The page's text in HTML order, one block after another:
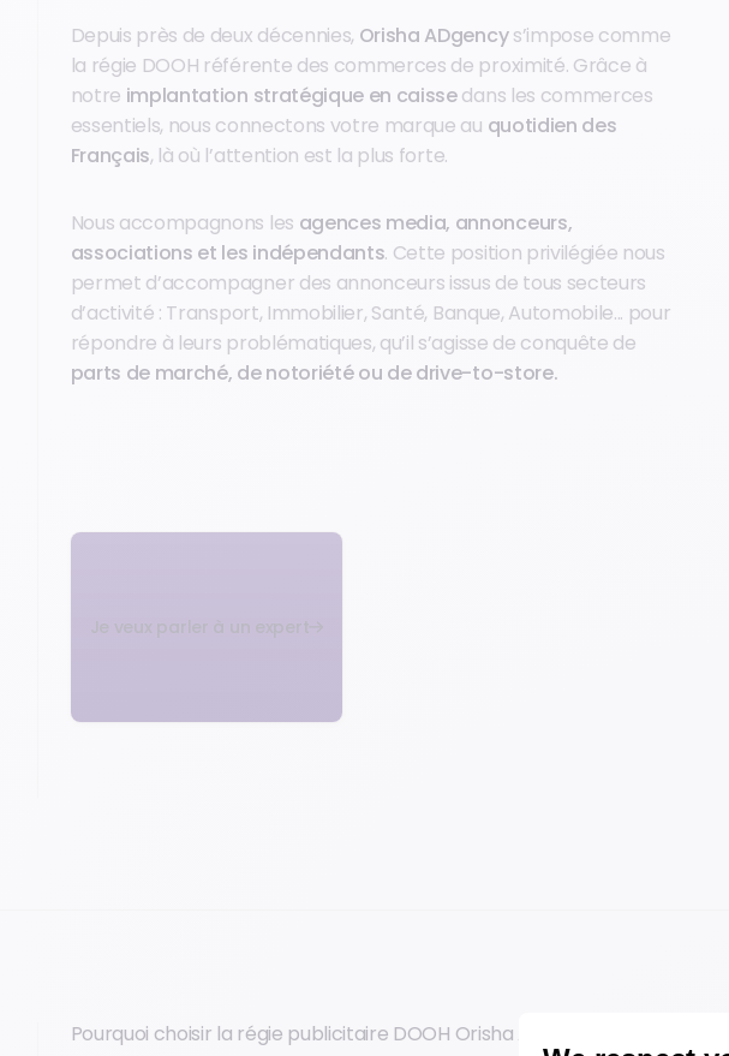
Depuis près de deux décennies, Orisha ADgencys’impose comme
la régie DOOH référente des commerces de proximité. Grâce à
notre implantation stratégique en caissedans les commerces
essentiels, nous connectons votre marque au quotidien des
Français, là où l’attention est la plus forte.
Nous accompagnons les agences media, annonceurs,
associations et les indépendants. Cette position privilégiée nous
permet d’accompagner des annonceurs issus de tous secteurs
d’activité : Transport, Immobilier, Santé, Banque, Automobile... pour
répondre à leurs problématiques, qu’il s’agisse de conquête de
parts de marché, de notoriété ou de drive-to-store.
Je veux parler à un expert
Pourquoi choisir la régie publicitaire DOOH Orisha ADgency ?